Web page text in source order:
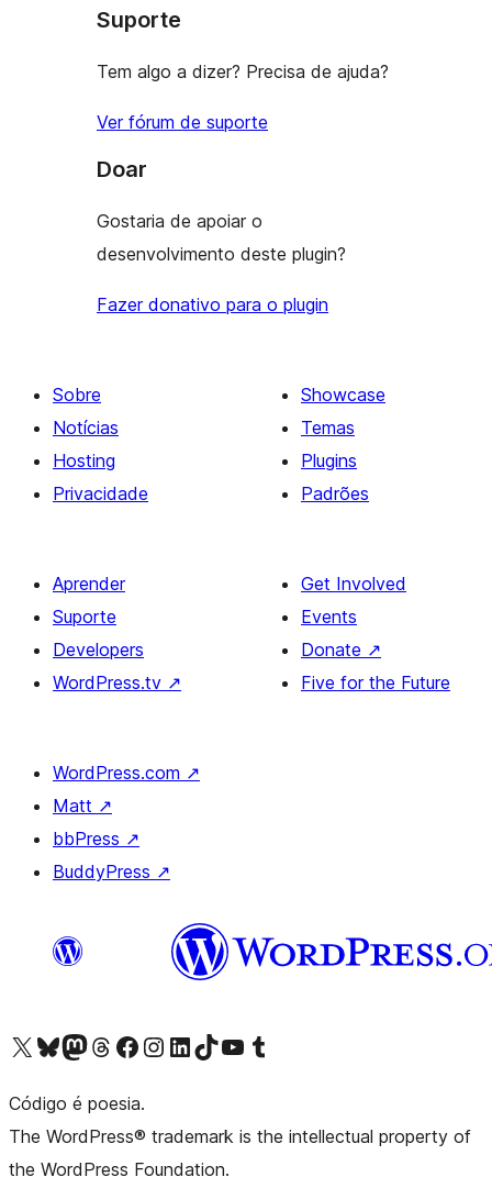
reviews
Suporte
Tem algo a dizer? Precisa de ajuda?
Ver fórum de suporte
Doar
Gostaria de apoiar o
desenvolvimento deste plugin?
Fazer donativo para o plugin
Sobre
Notícias
Hosting
Privacidade
Showcase
Temas
Plugins
Padrões
Aprender
Suporte
Developers
WordPress.tv ↗
Get Involved
Events
Donate ↗
Five for the Future
WordPress.com ↗
Matt ↗
bbPress ↗
BuddyPress ↗
Visite a nossa conta X (antigo Twitter)
Visit our Bluesky account
Visit our Mastodon account
Visit our Threads account
Visite a nossa página do Facebook
Visite a nossa conta no Instagram
Visite a nossa conta no LinkedIn
Visit our TikTok account
Visit our YouTube channel
Visit our Tumblr account
Código é poesia.
The WordPress® trademark is the intellectual property of
the WordPress Foundation.